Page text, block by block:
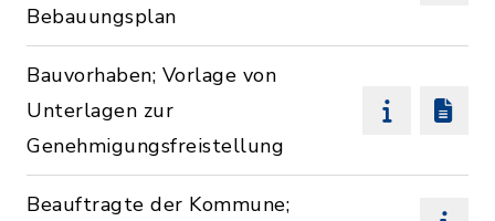
Bebauungsplan
Bauvorhaben; Vorlage von
Unterlagen zur
Genehmigungsfreistellung
Beauftragte der Kommune;